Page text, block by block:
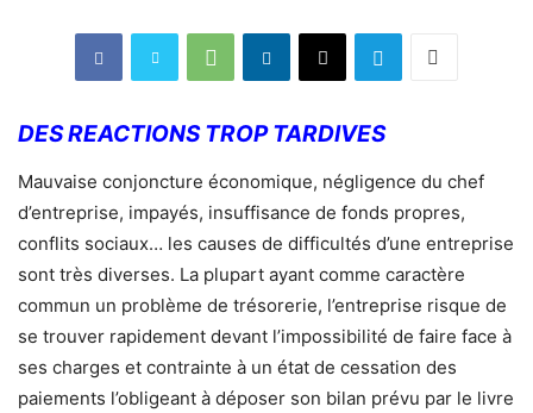
DES REACTIONS TROP TARDIVES
Mauvaise conjoncture économique, négligence du chef
d’entreprise, impayés, insuffisance de fonds propres,
conflits sociaux… les causes de difficultés d’une entreprise
sont très diverses. La plupart ayant comme caractère
commun un problème de trésorerie, l’entreprise risque de
se trouver rapidement devant l’impossibilité de faire face à
ses charges et contrainte à un état de cessation des
paiements l’obligeant à déposer son bilan prévu par le livre